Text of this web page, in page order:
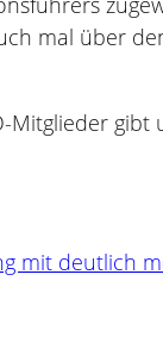
mal über
Mitglieder
mit deutlich